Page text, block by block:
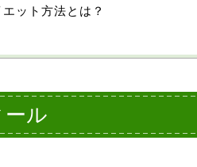
ット方法とは？
ル